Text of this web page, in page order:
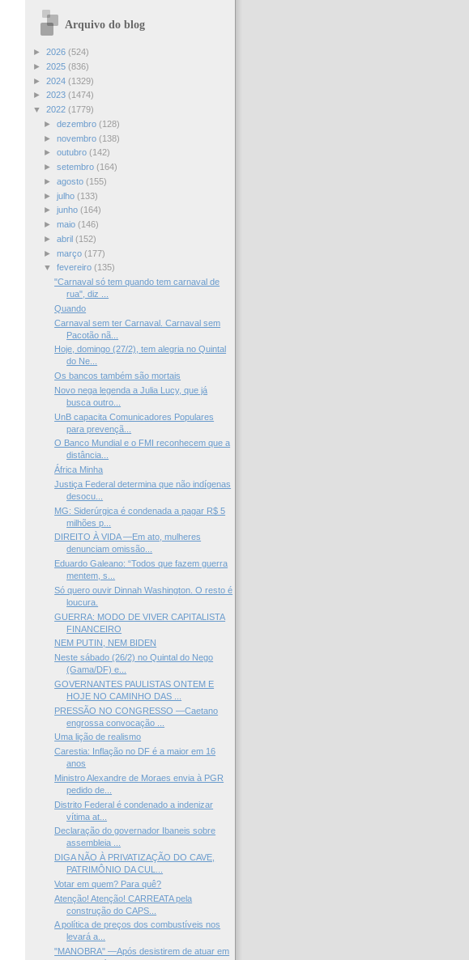
Arquivo do blog
► 2026 (524)
► 2025 (836)
► 2024 (1329)
► 2023 (1474)
▼ 2022 (1779)
► dezembro (128)
► novembro (138)
► outubro (142)
► setembro (164)
► agosto (155)
► julho (133)
► junho (164)
► maio (146)
► abril (152)
► março (177)
▼ fevereiro (135)
"Carnaval só tem quando tem carnaval de
rua", diz ...
Quando
Carnaval sem ter Carnaval. Carnaval sem
Pacotão nã...
Hoje, domingo (27/2), tem alegria no Quintal
do Ne...
Os bancos também são mortais
Novo nega legenda a Julia Lucy, que já
busca outro...
UnB capacita Comunicadores Populares
para prevençã...
O Banco Mundial e o FMI reconhecem que a
distância...
África Minha
Justiça Federal determina que não indígenas
desocu...
MG: Siderúrgica é condenada a pagar R$ 5
milhões p...
DIREITO À VIDA —Em ato, mulheres
denunciam omissão...
Eduardo Galeano: “Todos que fazem guerra
mentem, s...
Só quero ouvir Dinnah Washington. O resto é
loucura.
GUERRA: MODO DE VIVER CAPITALISTA
FINANCEIRO
NEM PUTIN, NEM BIDEN
Neste sábado (26/2) no Quintal do Nego
(Gama/DF) e...
GOVERNANTES PAULISTAS ONTEM E
HOJE NO CAMINHO DAS ...
PRESSÃO NO CONGRESSO —Caetano
engrossa convocação ...
Uma lição de realismo
Carestia: Inflação no DF é a maior em 16
anos
Ministro Alexandre de Moraes envia à PGR
pedido de...
Distrito Federal é condenado a indenizar
vítima at...
Declaração do governador Ibaneis sobre
assembleia ...
DIGA NÃO À PRIVATIZAÇÃO DO CAVE,
PATRIMÔNIO DA CUL...
Votar em quem? Para quê?
Atenção! Atenção! CARREATA pela
construção do CAPS...
A política de preços dos combustíveis nos
levará a...
"MANOBRA" —Após desistirem de atuar em